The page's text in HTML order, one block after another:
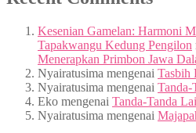
Kesenian Gamelan: Harmoni
Tapakwangu Kedung Pengilon
Menerapkan Primbon Jawa
Nyairatusima mengenai Tasbih
Nyairatusima mengenai Tanda-
Eko mengenai Tanda-Tanda
Nyairatusima mengenai